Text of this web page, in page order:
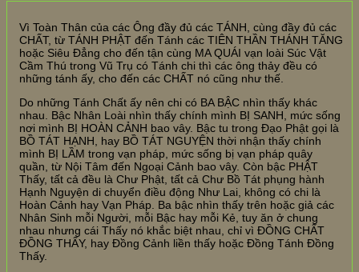
Vì Toàn Thân của các Ông đầy đủ các TÁNH, cùng đầy đủ các
CHẤT, từ TÁNH PHẬT đến Tánh các TIÊN THẦN THÁNH TĂNG
hoặc Siêu Đẳng cho đến tận cùng MA QUÁI vạn loài Súc Vật
Cầm Thú trong Vũ Trụ có Tánh chi thì các ông thảy đều có
những tánh ấy, cho đến các CHẤT nó cũng như thế.
Do những Tánh Chất ấy nên chi có BA BẬC nhìn thấy khác
nhau. Bậc Nhân Loài nhìn thấy chính mình BỊ SANH, mức sống
nơi mình BỊ HOÀN CẢNH bao vây. Bậc tu trong Đạo Phật gọi là
BỒ TÁT HẠNH, hay BỒ TÁT NGUYỆN thời nhận thấy chính
mình BỊ LẦM trong vạn pháp, mức sống bị vạn pháp quây
quần, từ Nội Tâm đến Ngoại Cảnh bao vây. Còn bậc PHẬT
Thấy, tất cả đều là Chư Phật, tất cả Chư Bồ Tát phụng hành
Hạnh Nguyện di chuyển điều động Như Lai, không có chi là
Hoàn Cảnh hay Vạn Pháp. Ba bậc nhìn thấy trên hoặc giả các
Nhân Sinh mỗi Người, mỗi Bậc hay mỗi Kẻ, tuy ăn ở chung
nhau nhưng cái Thấy nó khắc biệt nhau, chỉ vì ĐỒNG CHẤT
ĐỒNG THẤY, hay Đồng Cảnh liền thấy hoặc Đồng Tánh Đồng
Thấy.